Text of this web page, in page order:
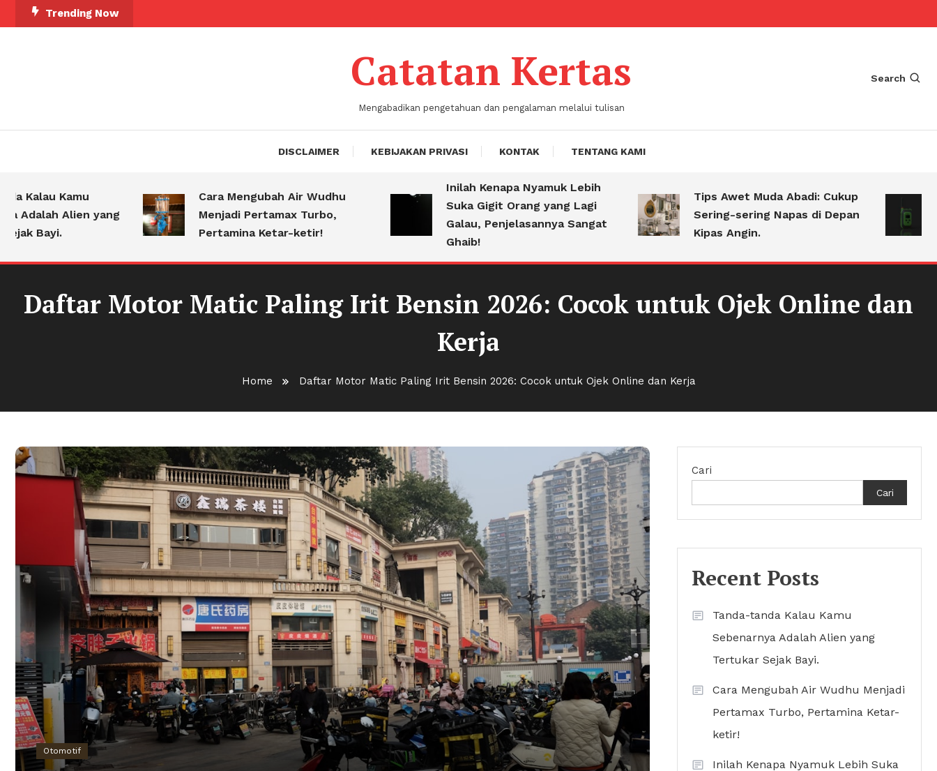
To
Trending Now
Catatan Kertas
Mengabadikan pengetahuan dan pengalaman melalui tulisan
Search
DISCLAIMER KEBIJAKAN PRIVASI KONTAK TENTANG KAMI
Kamu
Alien yang
Bayi.
Cara Mengubah Air Wudhu
Menjadi Pertamax Turbo,
Pertamina Ketar-ketir!
Inilah Kenapa Nyamuk Lebih
Suka Gigit Orang yang Lagi
Galau, Penjelasannya Sangat
Ghaib!
Tips Awet Muda Abadi: Cukup
Sering-sering Napas di Depan
Kipas Angin.
Daftar Motor Matic Paling Irit Bensin 2026: Cocok untuk Ojek Online dan
Kerja
Home Daftar Motor Matic Paling Irit Bensin 2026: Cocok untuk Ojek Online dan Kerja
Otomotif
Cari
Cari
Recent Posts
Tanda-tanda Kalau Kamu
Sebenarnya Adalah Alien yang
Tertukar Sejak Bayi.
Cara Mengubah Air Wudhu Menjadi
Pertamax Turbo, Pertamina Ketar-
ketir!
Inilah Kenapa Nyamuk Lebih Suka